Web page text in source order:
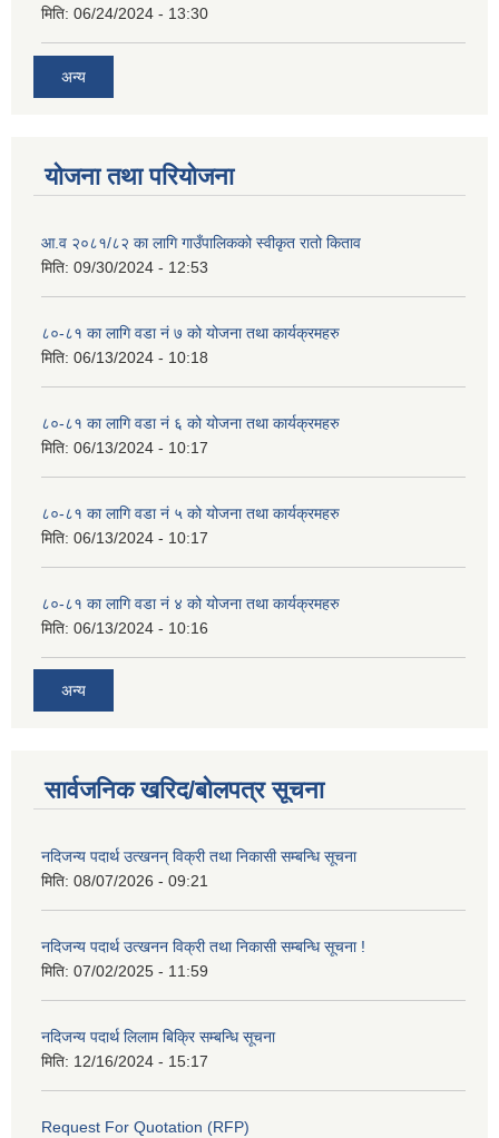
मिति: 06/24/2024 - 13:30
अन्य
योजना तथा परियोजना
आ.व २०८१/८२ का लागि गाउँपालिकको स्वीकृत रातो किताव
मिति: 09/30/2024 - 12:53
८०-८१ का लागि वडा नं ७ को योजना तथा कार्यक्रमहरु
मिति: 06/13/2024 - 10:18
८०-८१ का लागि वडा नं ६ को योजना तथा कार्यक्रमहरु
मिति: 06/13/2024 - 10:17
८०-८१ का लागि वडा नं ५ को योजना तथा कार्यक्रमहरु
मिति: 06/13/2024 - 10:17
८०-८१ का लागि वडा नं ४ को योजना तथा कार्यक्रमहरु
मिति: 06/13/2024 - 10:16
अन्य
सार्वजनिक खरिद/बोलपत्र सूचना
नदिजन्य पदार्थ उत्खनन् विक्री तथा निकासी सम्बन्धि सूचना
मिति: 08/07/2026 - 09:21
नदिजन्य पदार्थ उत्खनन विक्री तथा निकासी सम्बन्धि सूचना !
मिति: 07/02/2025 - 11:59
नदिजन्य पदार्थ लिलाम बिक्रि सम्बन्धि सूचना
मिति: 12/16/2024 - 15:17
Request For Quotation (RFP)